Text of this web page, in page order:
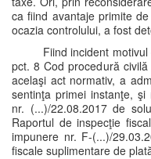
ca fiind avantaje primite
ocazia controlului, a fost
Fiind incident
pct. 8 Cod procedură
acelaşi act normativ, a
sentinţa primei instanţe,
nr. (...)/22.08.2017 de
Raportul de inspecţie
impunere nr. F-(...)/
fiscale suplimentare de